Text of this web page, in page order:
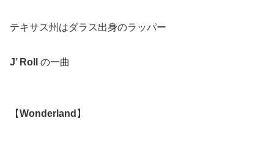
テキサス州はダラス出身のラッパー
J’ Roll の一曲
【Wonderland 】